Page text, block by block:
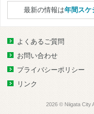
最新の情報は年間スケ
よくあるご質問
お問い合わせ
プライバシーポリシー
リンク
2026 © Niigata City